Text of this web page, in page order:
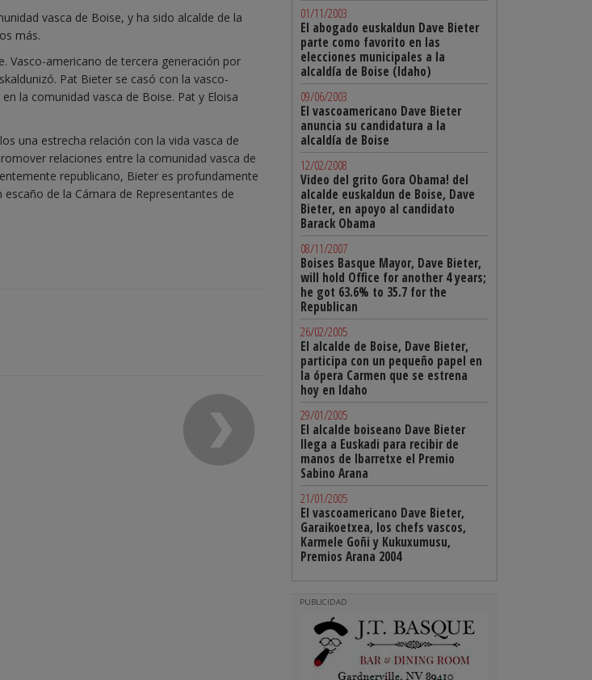
vasca de Boise, y ha sido alcalde de la
más.
Vasco-americano de tercera generación por
Pat Bieter se casó con la vasco-
la comunidad vasca de Boise. Pat y Eloisa
una estrecha relación con la vida vasca de
relaciones entre la comunidad vasca de
republicano, Bieter es profundamente
de la Cámara de Representantes de
01/11/2003
El abogado euskaldun Dave Bieter
parte como favorito en las
elecciones municipales a la
alcaldía de Boise (Idaho)
09/06/2003
El vascoamericano Dave Bieter
anuncia su candidatura a la
alcaldía de Boise
12/02/2008
Video del grito Gora Obama! del
alcalde euskaldun de Boise, Dave
Bieter, en apoyo al candidato
Barack Obama
08/11/2007
Boises Basque Mayor, Dave Bieter,
will hold Office for another 4 years;
he got 63.6% to 35.7 for the
Republican
26/02/2005
El alcalde de Boise, Dave Bieter,
participa con un pequeño papel en
la ópera Carmen que se estrena
hoy en Idaho
29/01/2005
El alcalde boiseano Dave Bieter
llega a Euskadi para recibir de
manos de Ibarretxe el Premio
Sabino Arana
21/01/2005
El vascoamericano Dave Bieter,
Garaikoetxea, los chefs vascos,
Karmele Goñi y Kukuxumusu,
Premios Arana 2004
PUBLICIDAD